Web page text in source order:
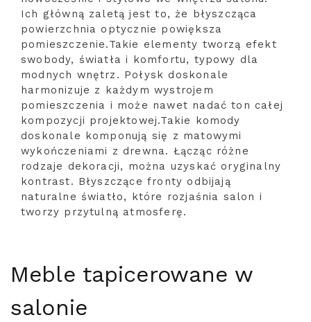
Ich główną zaletą jest to, że błyszcząca
powierzchnia optycznie powiększa
pomieszczenie.Takie elementy tworzą efekt
swobody, światła i komfortu, typowy dla
modnych wnętrz. Połysk doskonale
harmonizuje z każdym wystrojem
pomieszczenia i może nawet nadać ton całej
kompozycji projektowej.Takie komody
doskonale komponują się z matowymi
wykończeniami z drewna. Łącząc różne
rodzaje dekoracji, można uzyskać oryginalny
kontrast. Błyszczące fronty odbijają
naturalne światło, które rozjaśnia salon i
tworzy przytulną atmosferę.
Meble tapicerowane w
salonie